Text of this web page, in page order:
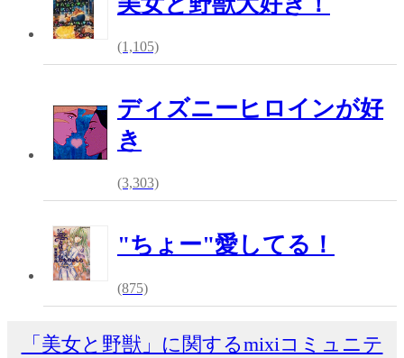
(1,105)
ディズニーヒロインが好
き
(3,303)
"ちょー"愛してる！
(875)
「美女と野獣」に関するmixiコミュニテ